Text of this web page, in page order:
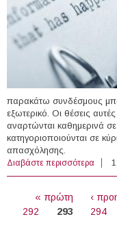
παρακάτω συνδέσμους
εξωτερικό. Οι θέσεις
αναρτώνται καθημερινά
κατηγοριοποιούνται σε
απασχόλησης.
Διαβάστε περισσότερα για
« πρώτη ‹
292
293 294